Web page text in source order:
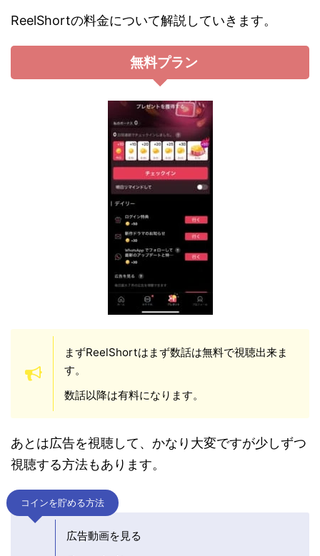
ReelShortの料金について解説していきます。
無料プラン
まずReelShortはまず数話は無料で視聴出来ま
す。
数話以降は有料になります。
あとは広告を視聴して、かなり大変ですが少しずつ
視聴する方法もあります。
コインを貯める方法
広告動画を見る